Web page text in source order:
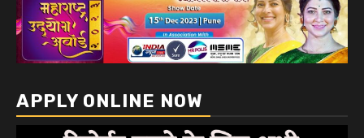
APPLY ONLINE NOW